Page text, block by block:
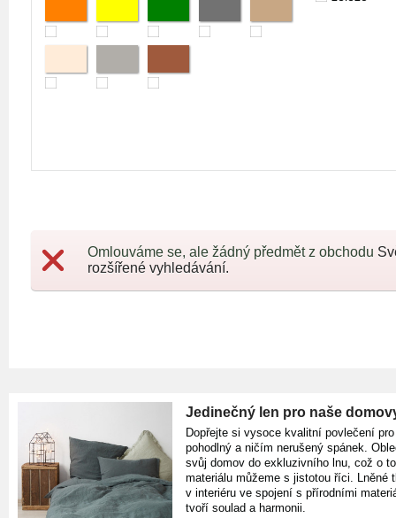
Omlouváme se, ale žádný předmět z obchodu
rozšířené vyhledávání.
Jedinečný len pro naše
Dopřejte si vysoce kvalitní povlečení pro
pohodlný a ničím nerušený spánek.
svůj domov do exkluzivního lnu, což o
materiálu můžeme s jistotou říci. Lněné
v interiéru ve spojení s přírodními
tvoří soulad a harmonii.